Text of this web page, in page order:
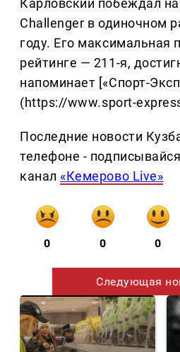
Карловский побеждал на
Challenger в одиночном
году. Его максимальная
рейтинге — 211-я,
напоминает [«Спорт-
(https://www.sport-
Последние новости
телефоне -
канал «Кемерово Live»
0 0 0
Следующая